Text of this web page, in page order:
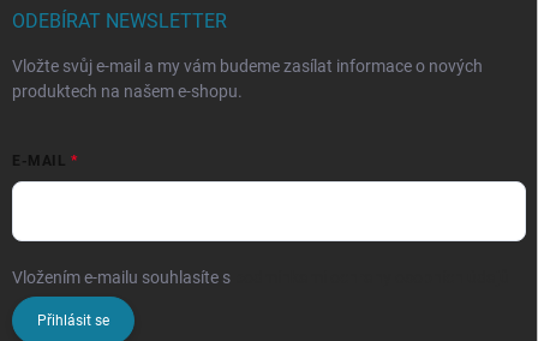
ODEBÍRAT NEWSLETTER
Vložte svůj e-mail a my vám budeme zasílat informace o nových
produktech na našem e-shopu.
E-MAIL
Vložením e-mailu souhlasíte s
Přihlásit se